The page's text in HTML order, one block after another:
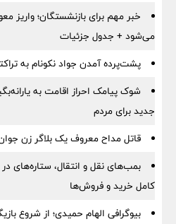
می‌شود + جدول جزئیات
پشت‌پرده آمدن جواد نکونام به
شوک پیامک احراز اقامت به
جدید برای مردم
قاتل مداح معروف یک بلاگر زن
بمب‌های نقل و انتقال، ستاره‌های
کامل خرید و فروش‌ها
بیوگرافی الهام حمیدی؛ از شروع